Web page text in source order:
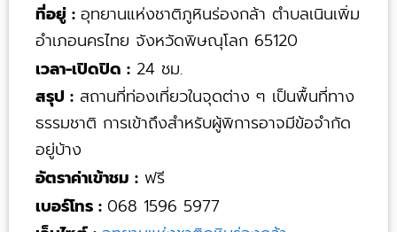
ที่อยู่ : อุทยานแห่งชาติภูหินร่องกล้า ตำบลเนินเพิ่ม
อำเภอนครไทย จังหวัดพิษณุโลก 65120
เวลา-เปิดปิด : 24 ชม.
สรุป : สถานที่ท่องเที่ยวในจุดต่าง ๆ เป็นพื้นที่ทาง
ธรรมชาติ การเข้าถึงสำหรับผู้พิการอาจมีข้อจำกัด
อยู่บ้าง
อัตราค่าเข้าชม : ฟรี
เบอร์โทร : 068 1596 5977